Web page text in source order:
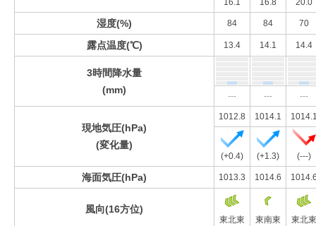
16.1 16.8 20.0
湿度(%) 84 84 70
露点温度(℃) 13.4 14.1 14.4
3時間降水量
(mm)
--- --- ---
現地気圧(hPa)
(変化量)
1012.8 1014.1
(+0.4) (+1.3) (---)
海面気圧(hPa) 1013.3 1014.6
風向(16方位)
東北東 東南東 東北東